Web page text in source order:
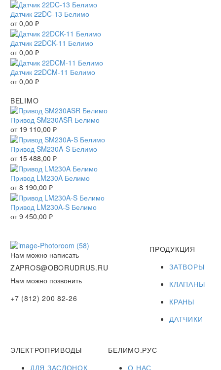
Датчик 22DC-13 Белимо
от0,00 ₽
Датчик 22DCK-11 Белимо
от0,00 ₽
Датчик 22DCM-11 Белимо
от0,00 ₽
BELIMO
Привод SM230ASR Белимо
от 19 110,00 ₽
Привод SM230A-S Белимо
от 15 488,00 ₽
Привод LM230A Белимо
от8 190,00 ₽
Привод LM230A-S Белимо
от9 450,00 ₽
Нам можно написать
ZAPROS@OBORUDRUS.RU
Нам можно позвонить
+7 (812) 200 82-26
ПРОДУКЦИЯ
ЗАТВОРЫ
КЛАПАНЫ
КРАНЫ
ДАТЧИКИ
ЭЛЕКТРОПРИВОДЫ
ДЛЯ ЗАСЛОНОК
БЕЛИМО.РУС
О НАС